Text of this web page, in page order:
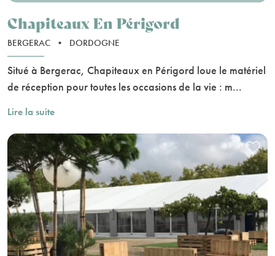
Chapiteaux En Périgord
BERGERAC • DORDOGNE
Situé à Bergerac, Chapiteaux en Périgord loue le matériel
de réception pour toutes les occasions de la vie : m...
Lire la suite